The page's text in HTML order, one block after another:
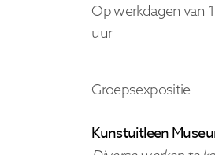
Op werkdagen van
uur
Groepsexpositie
Kunstuitleen